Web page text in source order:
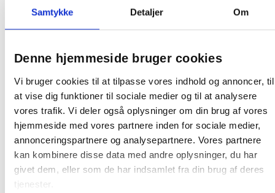
Samtykke Detaljer Om
Denne hjemmeside bruger cookies
Vi bruger cookies til at tilpasse vores indhold og annoncer, til
at vise dig funktioner til sociale medier og til at analysere
vores trafik. Vi deler også oplysninger om din brug af vores
hjemmeside med vores partnere inden for sociale medier,
annonceringspartnere og analysepartnere. Vores partnere
kan kombinere disse data med andre oplysninger, du har
givet dem, eller som de har indsamlet fra din brug af deres
tjenester.
Relaterede produkter
Skaffevare